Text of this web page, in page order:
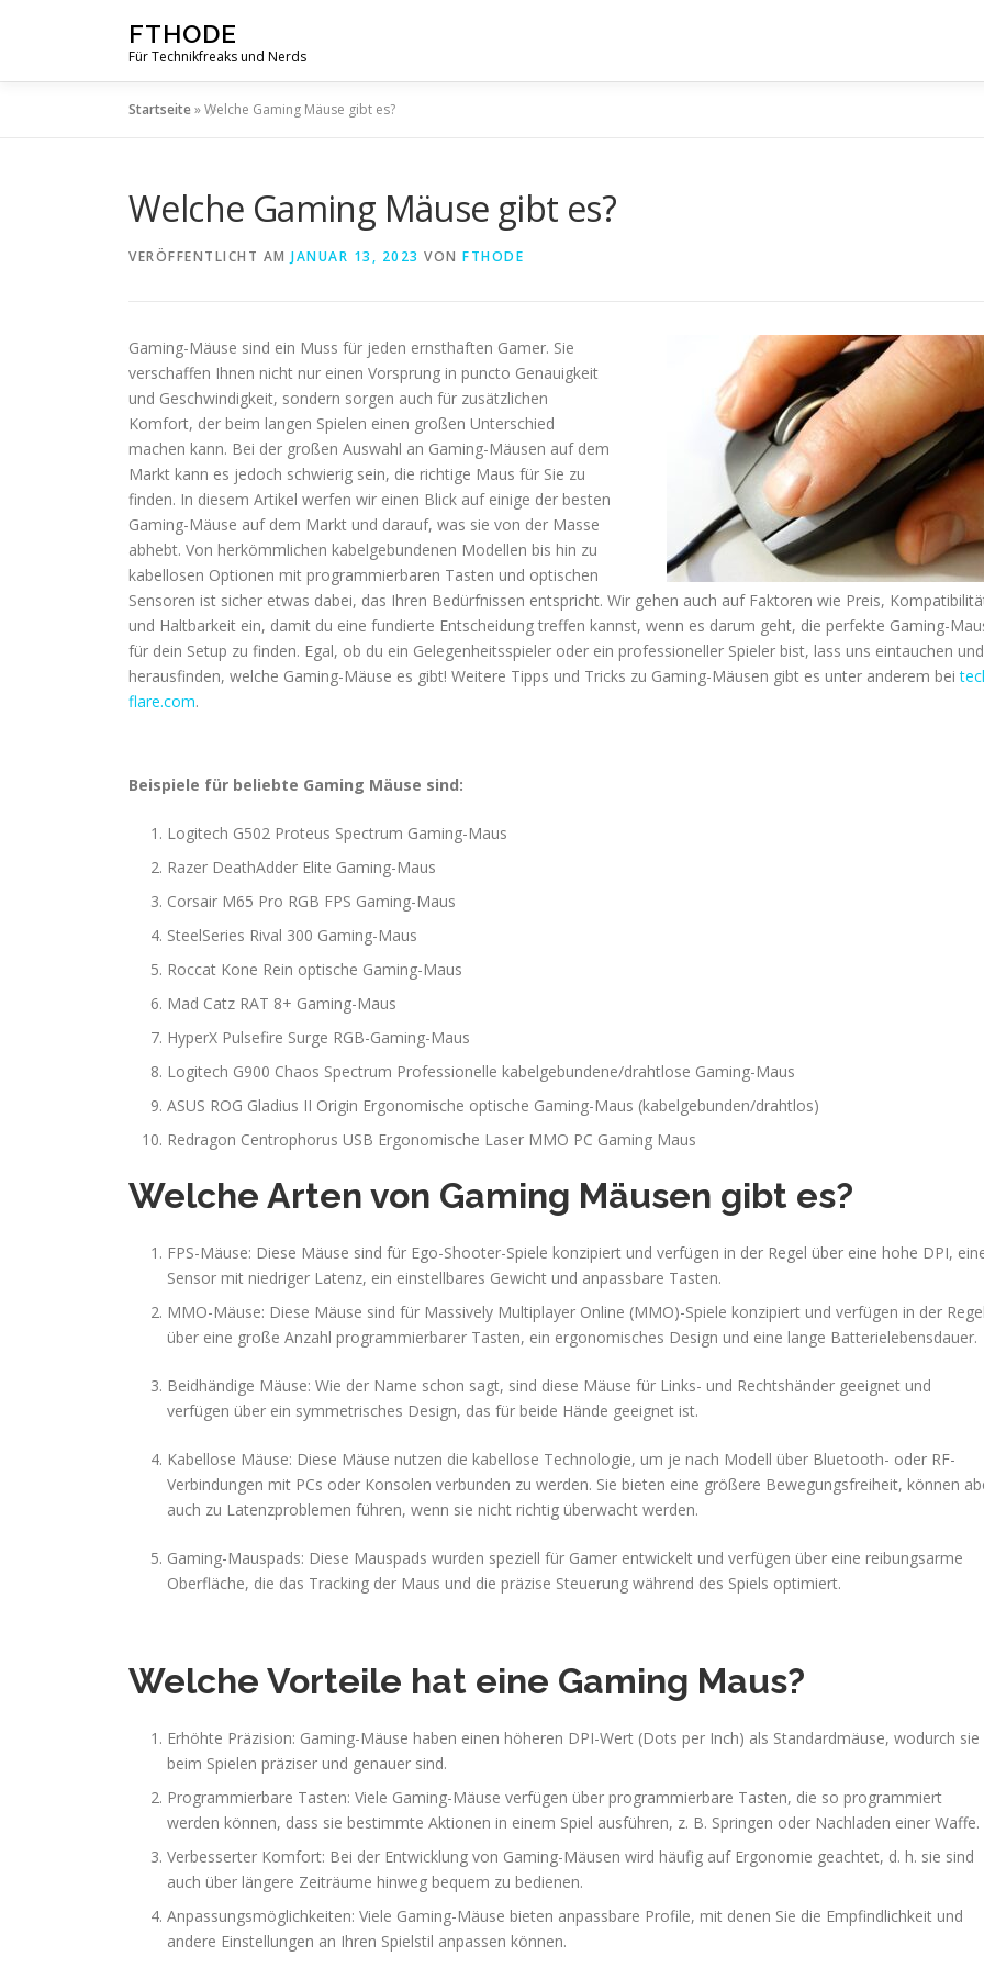
FTHODE
Für Technikfreaks und Nerds
Startseite»Welche Gaming Mäuse gibt es?
Welche Gaming Mäuse gibt es?
VERÖFFENTLICHT AM JANUAR 13, 2023 VON FTHODE
Gaming-Mäuse sind ein Muss für jeden ernsthaften Gamer. Sie
verschaffen Ihnen nicht nur einen Vorsprung in puncto Genauigkeit
und Geschwindigkeit, sondern sorgen auch für zusätzlichen
Komfort, der beim langen Spielen einen großen Unterschied
machen kann. Bei der großen Auswahl an Gaming-Mäusen auf dem
Markt kann es jedoch schwierig sein, die richtige Maus für Sie zu
finden. In diesem Artikel werfen wir einen Blick auf einige der besten
Gaming-Mäuse auf dem Markt und darauf, was sie von der Masse
abhebt. Von herkömmlichen kabelgebundenen Modellen bis hin zu
kabellosen Optionen mit programmierbaren Tasten und optischen
Sensoren ist sicher etwas dabei, das Ihren Bedürfnissen entspricht. Wir gehen auch auf Faktoren wie Preis,
und Haltbarkeit ein, damit du eine fundierte Entscheidung treffen kannst, wenn es darum geht, die perfekte Gaming-
für dein Setup zu finden. Egal, ob du ein Gelegenheitsspieler oder ein professioneller Spieler bist, lass uns eintauchen und
herausfinden, welche Gaming-Mäuse es gibt! Weitere Tipps und Tricks zu Gaming-Mäusen gibt es unter anderem bei
flare.com.
Beispiele für beliebte Gaming Mäuse sind:
Logitech G502 Proteus Spectrum Gaming-Maus
Razer DeathAdder Elite Gaming-Maus
Corsair M65 Pro RGB FPS Gaming-Maus
SteelSeries Rival 300 Gaming-Maus
Roccat Kone Rein optische Gaming-Maus
Mad Catz RAT 8+ Gaming-Maus
HyperX Pulsefire Surge RGB-Gaming-Maus
Logitech G900 Chaos Spectrum Professionelle kabelgebundene/drahtlose Gaming-Maus
ASUS ROG Gladius II Origin Ergonomische optische Gaming-Maus (kabelgebunden/drahtlos)
Redragon Centrophorus USB Ergonomische Laser MMO PC Gaming Maus
Welche Arten von Gaming Mäusen gibt es?
FPS-Mäuse: Diese Mäuse sind für Ego-Shooter-Spiele konzipiert und verfügen in der Regel über eine hohe DPI,
Sensor mit niedriger Latenz, ein einstellbares Gewicht und anpassbare Tasten.
MMO-Mäuse: Diese Mäuse sind für Massively Multiplayer Online (MMO)-Spiele konzipiert und verfügen in der
über eine große Anzahl programmierbarer Tasten, ein ergonomisches Design und eine lange Batterielebensdauer.
Beidhändige Mäuse: Wie der Name schon sagt, sind diese Mäuse für Links- und Rechtshänder geeignet und
verfügen über ein symmetrisches Design, das für beide Hände geeignet ist.
Kabellose Mäuse: Diese Mäuse nutzen die kabellose Technologie, um je nach Modell über Bluetooth- oder RF-
Verbindungen mit PCs oder Konsolen verbunden zu werden. Sie bieten eine größere Bewegungsfreiheit, können
auch zu Latenzproblemen führen, wenn sie nicht richtig überwacht werden.
Gaming-Mauspads: Diese Mauspads wurden speziell für Gamer entwickelt und verfügen über eine reibungsarme
Oberfläche, die das Tracking der Maus und die präzise Steuerung während des Spiels optimiert.
Welche Vorteile hat eine Gaming Maus?
Erhöhte Präzision: Gaming-Mäuse haben einen höheren DPI-Wert (Dots per Inch) als Standardmäuse, wodurch sie
beim Spielen präziser und genauer sind.
Programmierbare Tasten: Viele Gaming-Mäuse verfügen über programmierbare Tasten, die so programmiert
werden können, dass sie bestimmte Aktionen in einem Spiel ausführen, z. B. Springen oder Nachladen einer Waffe.
Verbesserter Komfort: Bei der Entwicklung von Gaming-Mäusen wird häufig auf Ergonomie geachtet, d. h. sie sind
auch über längere Zeiträume hinweg bequem zu bedienen.
Anpassungsmöglichkeiten: Viele Gaming-Mäuse bieten anpassbare Profile, mit denen Sie die Empfindlichkeit und
andere Einstellungen an Ihren Spielstil anpassen können.